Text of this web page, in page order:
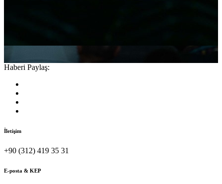
Haberi Paylaş:
İletişim
+90 (312) 419 35 31
E-posta & KEP